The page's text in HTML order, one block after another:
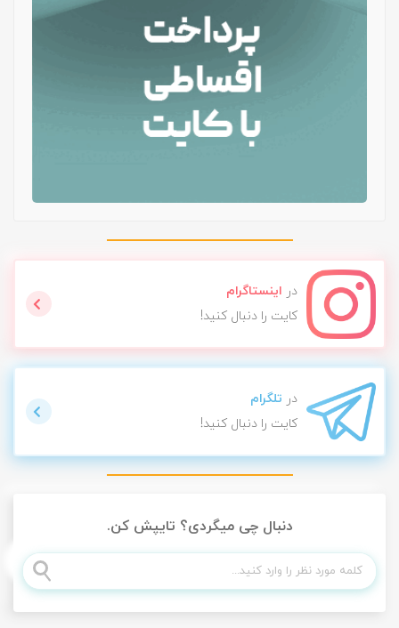
در اینستاگرام
کایت را دنبال کنید!
در تلگرام
کایت را دنبال کنید!
دنبال چی میگردی؟ تایپش کن.